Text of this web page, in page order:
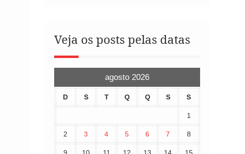
Veja os posts pelas datas
agosto 2026
D S T Q Q S S
1
2 3 4 5 6 7 8